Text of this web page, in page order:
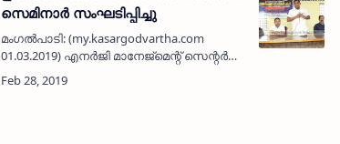
സെമിനാര്‍ സംഘടിപ്പിച്ചു
മംഗല്‍പാടി: (my.kasargodvartha.com
01.03.2019) എനര്‍ജി മാനേജ്‌മെന്റ് സെന്റര്‍
തിരുവനന്തപുരം, പാന്‍ടെക്, മംഗല്‍പാടി
പഞ്ചായത്ത്, കുടുംബശ്രീ, സി ഡി എസ്